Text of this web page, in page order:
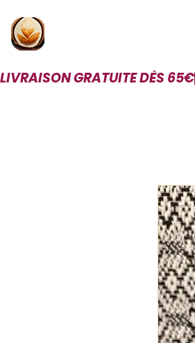
LIVRAISON GRATUITE DÈS 65€